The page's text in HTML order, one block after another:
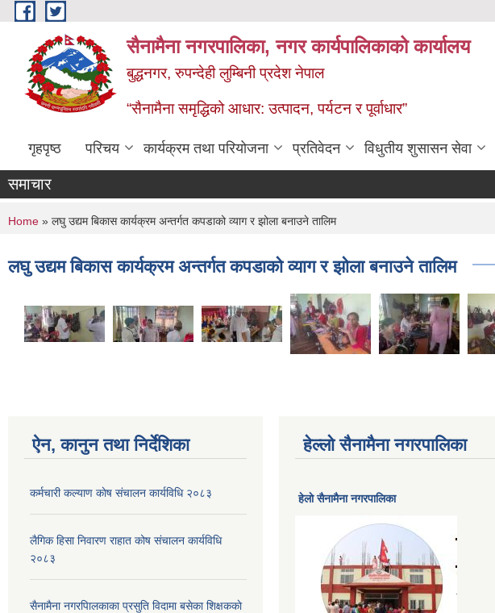
Skip to main content
सैनामैना नगरपालिका, नगर कार्यपालिकाको कार्यालय
बुद्धनगर, रुपन्देही लुम्बिनी प्रदेश नेपाल
“सैनामैना समृद्धिको आधार: उत्पादन, पर्यटन र पूर्वाधार”
गृहपृष्ठ परिचय कार्यक्रम तथा परियोजना प्रतिवेदन विधुतीय शुसासन सेवा
समाचार
You are here
Home » लघु उद्यम बिकास कार्यक्रम अन्तर्गत कपडाको व्याग र झोला बनाउने तालिम
लघु उद्यम बिकास कार्यक्रम अन्तर्गत कपडाको व्याग र झोला बनाउने तालिम
ऐन, कानुन तथा निर्देशिका
कर्मचारी कल्याण काेष संचालन कार्यविधि २०८३
लैगिक हिसा निवारण राहात कोष संचालन कार्यविधि
२०८३
सैनामैना नगरपािलकाका प्रसुति विदामा बसेका शिक्षककाे
हेल्लो सैनामैना नगरपालिका
हेलाे सैनामैना नगरपालिका